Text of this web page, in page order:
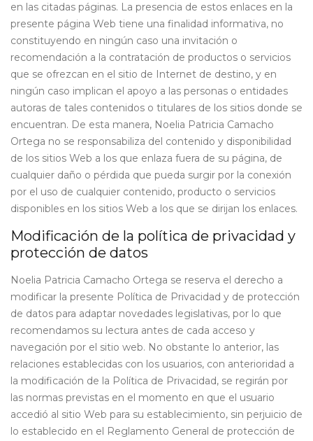
en las citadas páginas. La presencia de estos enlaces en la
presente página Web tiene una finalidad informativa, no
constituyendo en ningún caso una invitación o
recomendación a la contratación de productos o servicios
que se ofrezcan en el sitio de Internet de destino, y en
ningún caso implican el apoyo a las personas o entidades
autoras de tales contenidos o titulares de los sitios donde se
encuentran. De esta manera, Noelia Patricia Camacho
Ortega no se responsabiliza del contenido y disponibilidad
de los sitios Web a los que enlaza fuera de su página, de
cualquier daño o pérdida que pueda surgir por la conexión
por el uso de cualquier contenido, producto o servicios
disponibles en los sitios Web a los que se dirijan los enlaces.
Modificación de la política de privacidad y
protección de datos
Noelia Patricia Camacho Ortega se reserva el derecho a
modificar la presente Política de Privacidad y de protección
de datos para adaptar novedades legislativas, por lo que
recomendamos su lectura antes de cada acceso y
navegación por el sitio web. No obstante lo anterior, las
relaciones establecidas con los usuarios, con anterioridad a
la modificación de la Política de Privacidad, se regirán por
las normas previstas en el momento en que el usuario
accedió al sitio Web para su establecimiento, sin perjuicio de
lo establecido en el Reglamento General de protección de